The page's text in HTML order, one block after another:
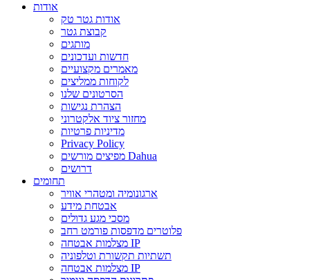
אודות
אודות גטר טק
קבוצת גטר
מותגים
חדשות ועדכונים
מאמרים מקצועיים
לקוחות ממליצים
הסרטונים שלנו
הצהרת נגישות
מחזור ציוד אלקטרוני
מדיניות פרטיות
Privacy Policy
מפיצים מורשים Dahua
דרושים
תחומים
ארגונומיה ומטהרי אוויר
אבטחת מידע
מסכי מגע גדולים
פלוטרים מדפסות פורמט רחב
מצלמות אבטחה IP
תשתיות תקשורת וטלפוניה
מצלמות אבטחה IP